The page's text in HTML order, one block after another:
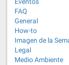
Eventos
FAQ
General
How-to
Imagen de la
Legal
Medio Ambiente